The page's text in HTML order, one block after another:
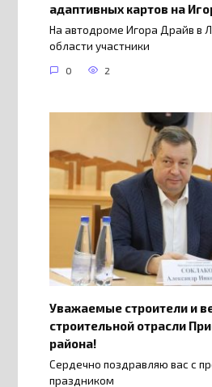
адаптивных картов на
На автодроме Игора Драйв в
области участники
0 2
Уважаемые строители и
строительной отрасли
района!
Сердечно поздравляю вас с
праздником